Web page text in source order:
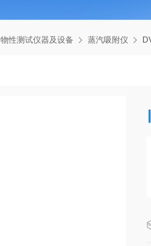
物性测试仪器及设备 蒸汽吸附仪